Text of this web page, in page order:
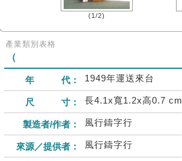
(1/2)
產業類別表格
（
年 代： 1949年運送來台
尺 寸： 長4.1x寬1.2x高0.7 cm
製造者/作者： 風行鑄字行
來源／提供者： 風行鑄字行